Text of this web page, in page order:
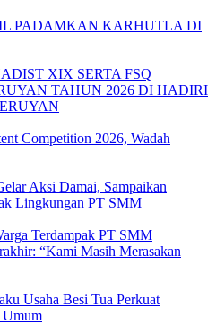
PADAMKAN KARHUTLA DI
XIX SERTA FSQ
TAHUN 2026 DI HADIRI
Competition 2026, Wadah
Aksi Damai, Sampaikan
Lingkungan PT SMM
Terdampak PT SMM
“Kami Masih Merasakan
Usaha Besi Tua Perkuat
Umum